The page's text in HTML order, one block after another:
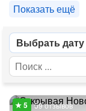
Показать ещё
Выбрать дату
59 отзывов